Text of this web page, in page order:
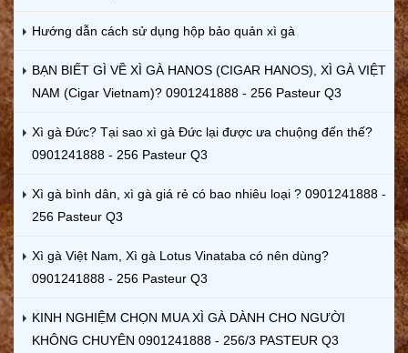
Hướng dẫn cách sử dụng hộp bảo quản xì gà
BẠN BIẾT GÌ VỀ XÌ GÀ HANOS (CIGAR HANOS), XÌ GÀ VIỆT
NAM (Cigar Vietnam)? 0901241888 - 256 Pasteur Q3
Xì gà Đức? Tại sao xì gà Đức lại được ưa chuộng đến thế?
0901241888 - 256 Pasteur Q3
Xì gà bình dân, xì gà giá rẻ có bao nhiêu loại ? 0901241888 -
256 Pasteur Q3
Xì gà Việt Nam, Xì gà Lotus Vinataba có nên dùng?
0901241888 - 256 Pasteur Q3
KINH NGHIỆM CHỌN MUA XÌ GÀ DÀNH CHO NGƯỜI
KHÔNG CHUYÊN 0901241888 - 256/3 PASTEUR Q3